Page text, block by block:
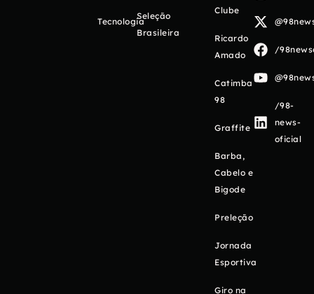
Tecnologia
Seleção
Brasileira
Clube
Ricardo
Amado
Catimba
98
Graffite
Barba,
Cabelo e
Bigode
Preleção
Jornada
Esportiva
Giro na
/
/98-
news-
oficial